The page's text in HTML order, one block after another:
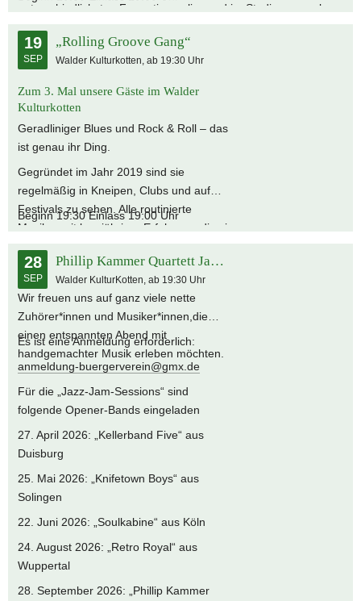
unterschiedlichsten Formationen live und im Studio sammeln
Blues- und Rocktitel prägen den kompakten, erdigen Sound der
Rolling Groove Gang.
19
SEP
„Rolling Groove Gang“
Walder Kulturkotten, ab 19:30 Uhr
Zum 3. Mal unsere Gäste im Walder
Kulturkotten
Geradliniger Blues und Rock & Roll – das
ist genau ihr Ding.
Gegründet im Jahr 2019 sind sie
regelmäßig in Kneipen, Clubs und auf
Festivals zu sehen. Alle routinierte
Musiker mit langjähriger Erfahrung, die sie
unterschiedlichsten Formationen live und
im Studio sammeln konnten. Diese
Erfahrung und die exzellente Auswahl
ihrer Blues- und Rocktitel prägen den
kompakten, erdigen Sound der Rolling
Groove Gang.
Beginn 19:30 Einlass 19:00 Uhr
28
SEP
Phillip Kammer Quartett Jazz-Jam-Session
Walder KulturKotten, ab 19:30 Uhr
Wir freuen uns auf ganz viele nette
Zuhörer*innen und Musiker*innen,die
einen entspannten Abend mit
handgemachter Musik erleben möchten.
Es ist eine Anmeldung erforderlich:
anmeldung-buergerverein@gmx.de
Für die „Jazz-Jam-Sessions“ sind
folgende Opener-Bands eingeladen
27. April 2026: „Kellerband Five“ aus
Duisburg
25. Mai 2026: „Knifetown Boys“ aus
Solingen
22. Juni 2026: „Soulkabine“ aus Köln
24. August 2026: „Retro Royal“ aus
Wuppertal
28. September 2026: „Phillip Kammer